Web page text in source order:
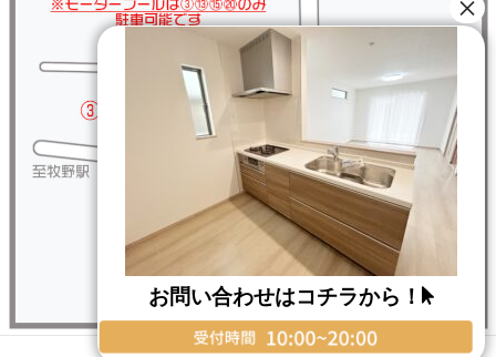
Copyright © RISE HOME All Rights Reserved.
お問い合わせはコチラから！